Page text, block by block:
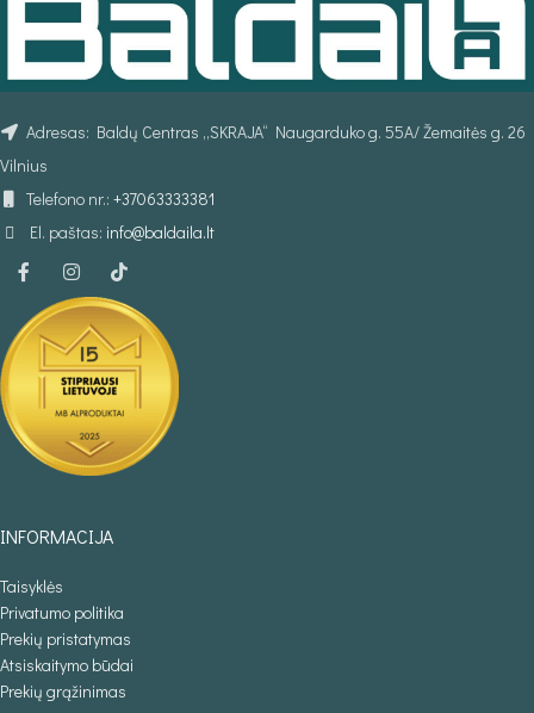
Adresas: Baldų Centras „SKRAJA“ Naugarduko g. 55A/ Žemaitės g. 26
Vilnius
Telefono nr.: +37063333381
El. paštas: info@baldaila.lt
INFORMACIJA
Taisyklės
Privatumo politika
Prekių pristatymas
Atsiskaitymo būdai
Prekių grąžinimas